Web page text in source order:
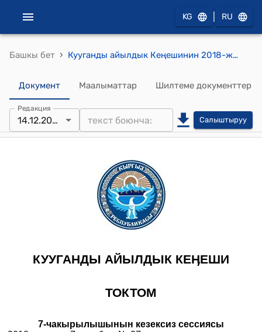
KG RU
Башкы бет › Кууганды айылдык Кеңешинин 2018-жылдын 7-декабрындагы № 27 ( Ар кандай маселелер боюнча) токтому
Документ Маалыматтар Шилтеме документтер
Редакция
14.12.2018 Салыштыруу